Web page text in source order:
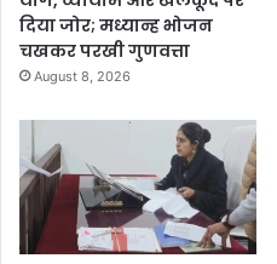
दिया जोर; मध्यान्ह भोजन
चखकर परखी गुणवत्ता
August 8, 2026